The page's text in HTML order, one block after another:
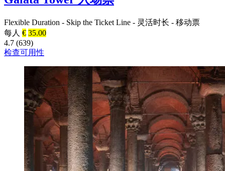
Flexible Duration - Skip the Ticket Line - 灵活时长 - 移动票
每人 € 35.00
4.7 (639)
检查可用性